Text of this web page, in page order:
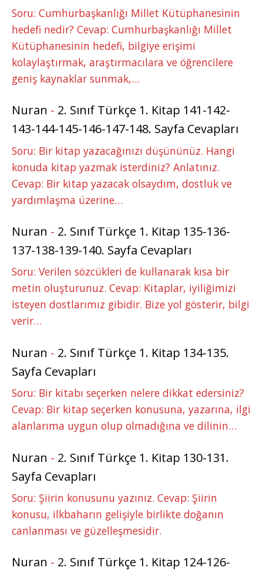
Soru: Cumhurbaşkanlığı Millet Kütüphanesinin
hedefi nedir? Cevap: Cumhurbaşkanlığı Millet
Kütüphanesinin hedefi, bilgiye erişimi
kolaylaştırmak, araştırmacılara ve öğrencilere
geniş kaynaklar sunmak,…
Nuran - 2. Sınıf Türkçe 1. Kitap 141-142-
143-144-145-146-147-148. Sayfa Cevapları
Soru: Bir kitap yazacağınızı düşününüz. Hangi
konuda kitap yazmak isterdiniz? Anlatınız.
Cevap: Bir kitap yazacak olsaydım, dostluk ve
yardımlaşma üzerine…
Nuran - 2. Sınıf Türkçe 1. Kitap 135-136-
137-138-139-140. Sayfa Cevapları
Soru: Verilen sözcükleri de kullanarak kısa bir
metin oluşturunuz. Cevap: Kitaplar, iyiliğimizi
isteyen dostlarımız gibidir. Bize yol gösterir, bilgi
verir…
Nuran - 2. Sınıf Türkçe 1. Kitap 134-135.
Sayfa Cevapları
Soru: Bir kitabı seçerken nelere dikkat edersiniz?
Cevap: Bir kitap seçerken konusuna, yazarına, ilgi
alanlarıma uygun olup olmadığına ve dilinin…
Nuran - 2. Sınıf Türkçe 1. Kitap 130-131.
Sayfa Cevapları
Soru: Şiirin konusunu yazınız. Cevap: Şiirin
konusu, ilkbaharın gelişiyle birlikte doğanın
canlanması ve güzelleşmesidir.
Nuran - 2. Sınıf Türkçe 1. Kitap 124-126-